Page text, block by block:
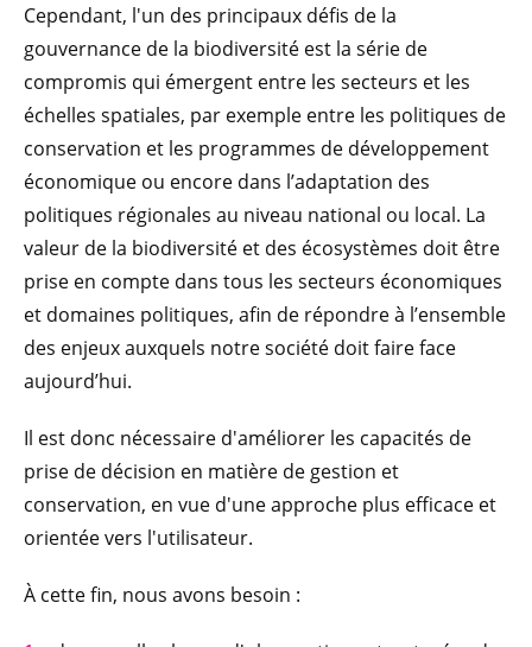
Cependant, l'un des principaux défis de la
gouvernance de la biodiversité est la série de
compromis qui émergent entre les secteurs et les
échelles spatiales, par exemple entre les politiques de
conservation et les programmes de développement
économique ou encore dans l’adaptation des
politiques régionales au niveau national ou local. La
valeur de la biodiversité et des écosystèmes doit être
prise en compte dans tous les secteurs économiques
et domaines politiques, afin de répondre à l’ensemble
des enjeux auxquels notre société doit faire face
aujourd’hui.
Il est donc nécessaire d'améliorer les capacités de
prise de décision en matière de gestion et
conservation, en vue d'une approche plus efficace et
orientée vers l'utilisateur.
À cette fin, nous avons besoin :